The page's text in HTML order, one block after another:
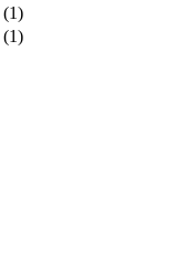
(1)
(1)